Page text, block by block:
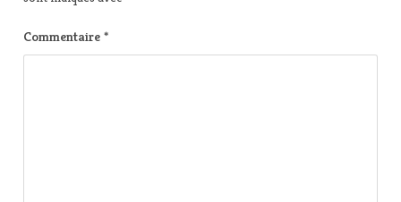
Commentaire *